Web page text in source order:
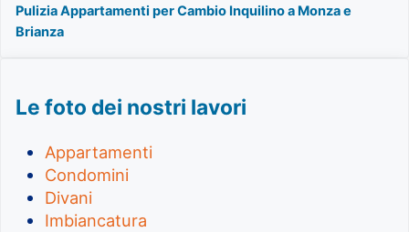
Pulizia Appartamenti per Cambio Inquilino a Monza e
Brianza
Le foto dei nostri lavori
Appartamenti
Condomini
Divani
Imbiancatura